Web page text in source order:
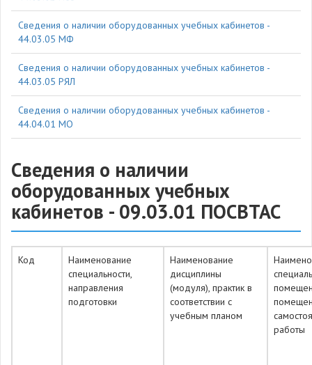
Cведения о наличии оборудованных учебных кабинетов -
44.03.05 МФ
Cведения о наличии оборудованных учебных кабинетов -
44.03.05 РЯЛ
Cведения о наличии оборудованных учебных кабинетов -
44.04.01 МО
Cведения о наличии
оборудованных учебных
кабинетов - 09.03.01 ПОСВТАС
Код
Наименование
специальности,
направления
подготовки
Наименование
дисциплины
(модуля), практик в
соответствии с
учебным планом
работы